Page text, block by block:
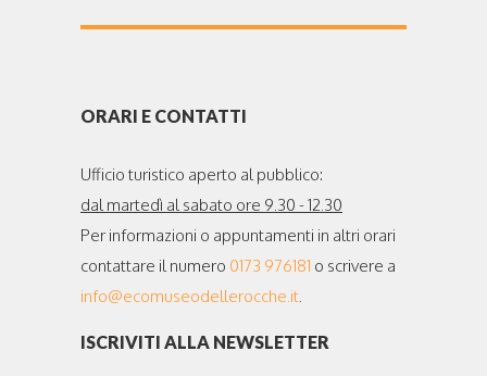
ORARI E CONTATTI
Ufficio turistico aperto al pubblico:
dal martedì al sabato ore 9.30 - 12.30
Per informazioni o appuntamenti in altri orari
contattare il numero 0173 976181 o scrivere a
info@ecomuseodellerocche.it.
ISCRIVITI ALLA NEWSLETTER